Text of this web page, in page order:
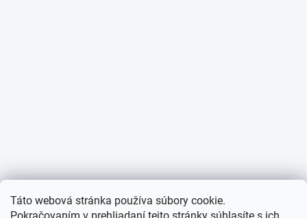
Táto webová stránka používa súbory cookie.